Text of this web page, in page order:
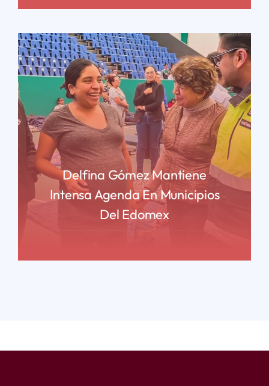
Delfina Gómez Mantiene
Intensa Agenda En Municipios
Del Edomex